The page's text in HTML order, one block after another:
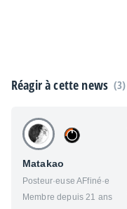
Réagir à cette news (3)
Matakao
Posteur·euse AFfiné·e
Membre depuis 21 ans